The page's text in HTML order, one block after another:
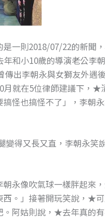
一則2018/07/22的新聞
和小10歲的導演老公李
出李朝永與女獅友外遇
月就在5位律師建議下，
怪也搞怪不了」，李朝
得又長又直，李朝永笑
永像吹氣球一樣胖起來
。」接著開玩笑說，★
阿姑則說，★去年真的